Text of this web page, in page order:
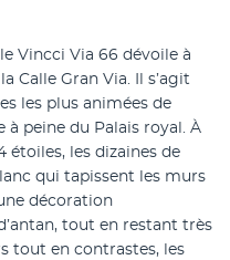
Vincci Via 66 dévoile à
Calle Gran Via. Il s’agit
les plus animées de
à peine du Palais royal. À
étoiles, les dizaines de
qui tapissent les murs
décoration
tout en restant très
tout en contrastes, les